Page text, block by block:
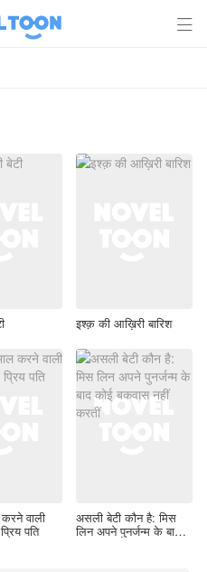

इश्क़ की आख़िरी बारिश
वाली
पति
असली बेटी कौन है: मिस
लिन अपने पुनर्जन्म के बाद